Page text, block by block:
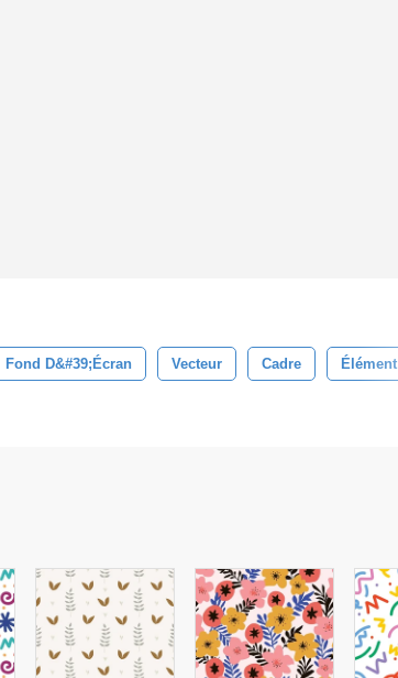
Fond D&#39;écran Vecteur Cadre Élément